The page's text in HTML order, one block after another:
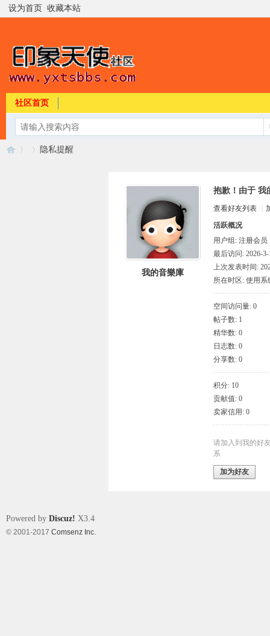
设为首页 收藏本站
社区首页
隐私提醒
我的音樂庫
抱歉！由于 我
查看好友列表
活跃概况
用户组: 注册会员
最后访问: 2026-3-
上次发表时间:
所在时区: 使用系
空间访问量: 0
帖子数: 1
精华数: 0
日志数: 0
分享数: 0
积分: 10
贡献值: 0
卖家信用: 0
请加入到我的好
系
加为好友
Powered by Discuz! X3.4
© 2001-2017 Comsenz Inc.